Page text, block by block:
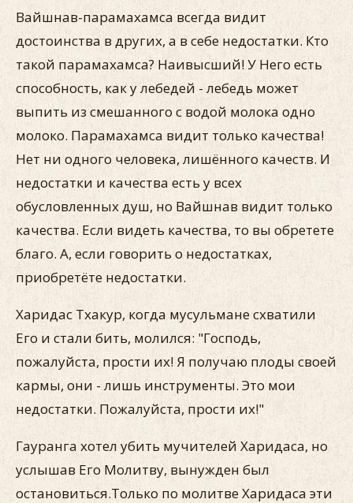
Вайшнав-парамахамса всегда видит
достоинства в других, а в себе недостатки. Кто
такой парамахамса? Наивысший! У Него есть
способность, как у лебедей - лебедь может
выпить из смешанного с водой молока одно
молоко. Парамахамса видит только качества!
Нет ни одного человека, лишённого качеств. И
недостатки и качества есть у всех
обусловленных душ, но Вайшнав видит только
качества. Если видеть качества, то вы обретете
благо. А, если говорить о недостатках,
приобретёте недостатки.
Харидас Тхакур, когда мусульмане схватили
Его и стали бить, молился: "Господь,
пожалуйста, прости их! Я получаю плоды своей
кармы, они - лишь инструменты. Это мои
недостатки. Пожалуйста, прости их!"
Гауранга хотел убить мучителей Харидаса, но
услышав Его Молитву, вынужден был
остановиться.Только по молитве Харидаса эти